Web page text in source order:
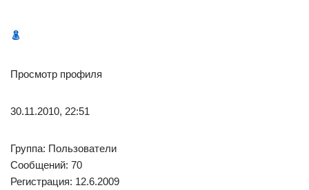
Просмотр профиля
30.11.2010, 22:51
Группа: Пользователи
Сообщений: 70
Регистрация: 12.6.2009